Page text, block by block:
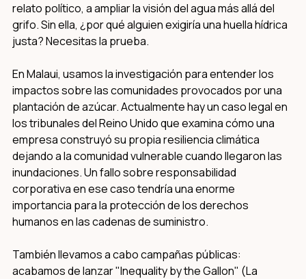
relato político, a ampliar la visión del agua más allá del
grifo. Sin ella, ¿por qué alguien exigiría una huella hídrica
justa? Necesitas la prueba.
En Malaui, usamos la investigación para entender los
impactos sobre las comunidades provocados por una
plantación de azúcar. Actualmente hay un caso legal en
los tribunales del Reino Unido que examina cómo una
empresa construyó su propia resiliencia climática
dejando a la comunidad vulnerable cuando llegaron las
inundaciones. Un fallo sobre responsabilidad
corporativa en ese caso tendría una enorme
importancia para la protección de los derechos
humanos en las cadenas de suministro.
También llevamos a cabo campañas públicas:
acabamos de lanzar "Inequality by the Gallon" (La